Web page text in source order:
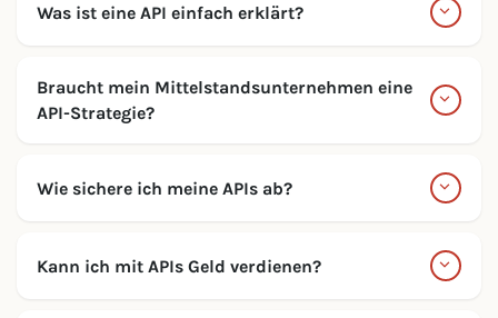
Was ist eine API einfach erklärt?
Braucht mein Mittelstandsunternehmen eine
API-Strategie?
Wie sichere ich meine APIs ab?
Kann ich mit APIs Geld verdienen?